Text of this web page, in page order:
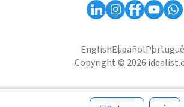
EnglishEspañol
Copyright © 2026